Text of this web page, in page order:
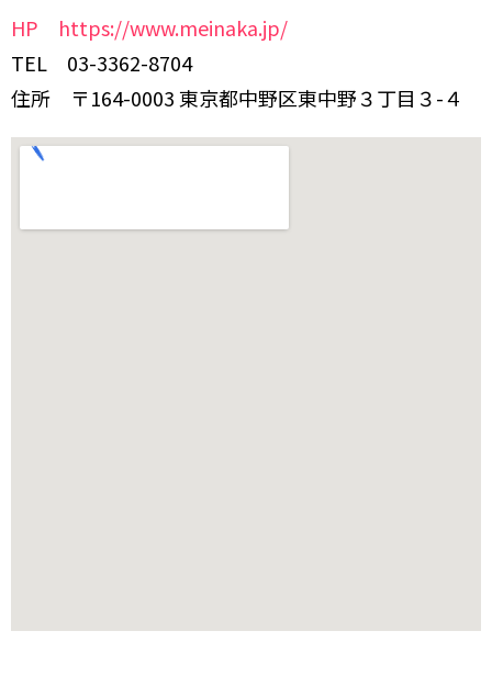
HP https://www.meinaka.jp/
TEL 03-3362-8704
住所 〒164-0003 東京都中野区東中野３丁目３-４